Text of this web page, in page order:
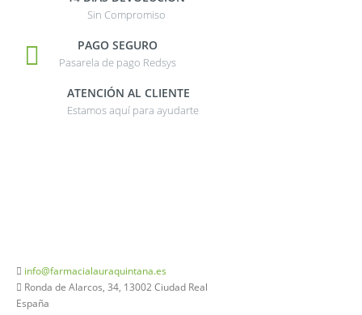
Sin Compromiso
PAGO SEGURO
Pasarela de pago Redsys
ATENCIÓN AL CLIENTE
Estamos aquí para ayudarte
info@farmacialauraquintana.es
Ronda de Alarcos, 34, 13002 Ciudad Real
España